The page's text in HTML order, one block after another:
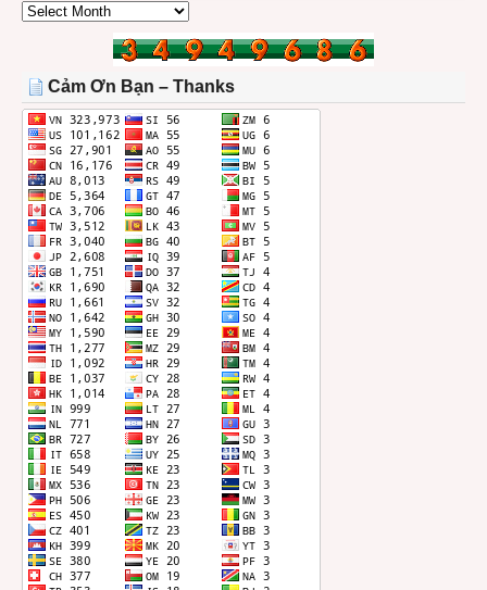
CÁC
THÁNG
Cảm Ơn Bạn – Thanks